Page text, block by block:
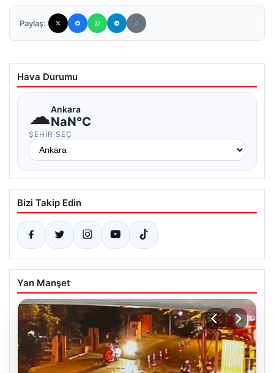
Paylaş:
Hava Durumu
☁Ankara
NaN°C
ŞEHIR SEÇ
Bizi Takip Edin
Yan Manşet